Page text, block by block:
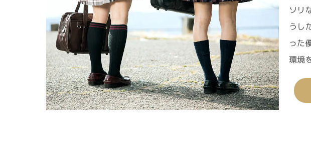
ソリ
うし
った
環境